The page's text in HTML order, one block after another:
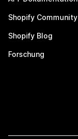
Shopify Community
Shopify Blog
Forschung